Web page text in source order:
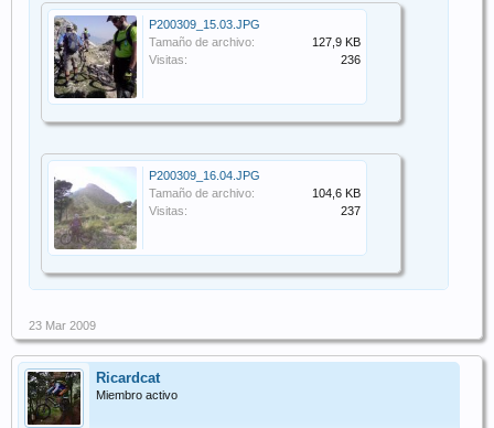
P200309_15.03.JPG
Tamaño de archivo:
127,9 KB
Visitas:
236
P200309_16.04.JPG
Tamaño de archivo:
104,6 KB
Visitas:
237
23 Mar 2009
Ricardcat
Miembro activo